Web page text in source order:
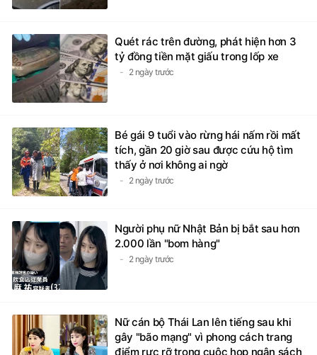
Quét rác trên đường, phát hiện hơn 3
tỷ đồng tiền mặt giấu trong lốp xe
2 ngày trước
Bé gái 9 tuổi vào rừng hái nấm rồi mất
tích, gần 20 giờ sau được cứu hộ tìm
thấy ở nơi không ai ngờ
2 ngày trước
Người phụ nữ Nhật Bản bị bắt sau hơn
2.000 lần "bom hàng"
2 ngày trước
Nữ cán bộ Thái Lan lên tiếng sau khi
gây "bão mạng" vì phong cách trang
điểm rực rỡ trong cuộc họp ngân sách